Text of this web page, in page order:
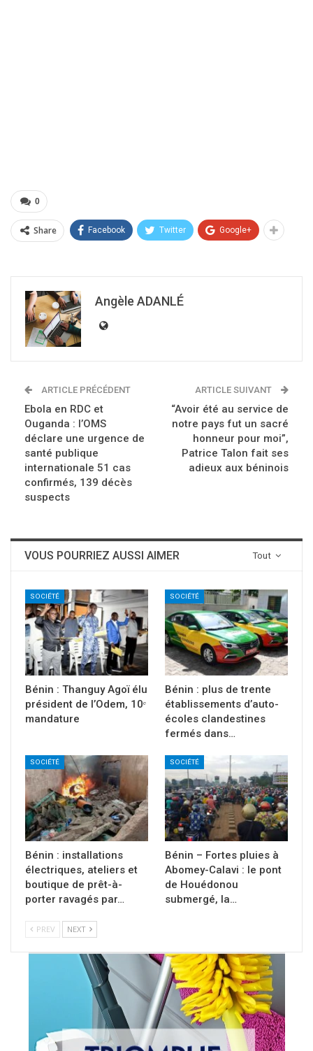
0
Share Facebook Twitter Google+
Angèle ADANLÉ
ARTICLE PRÉCÉDENT
Ebola en RDC et
Ouganda : l’OMS
déclare une urgence de
santé publique
internationale 51 cas
confirmés, 139 décès
suspects
ARTICLE SUIVANT
“Avoir été au service de
notre pays fut un sacré
honneur pour moi”,
Patrice Talon fait ses
adieux aux béninois
Tout
VOUS POURRIEZ AUSSI AIMER
SOCIÉTÉ
Bénin : Thanguy Agoï élu
président de l’Odem, 10ᵉ
mandature
SOCIÉTÉ
Bénin : plus de trente
établissements d’auto-
écoles clandestines
fermés dans…
SOCIÉTÉ
Bénin : installations
électriques, ateliers et
boutique de prêt-à-
porter ravagés par…
SOCIÉTÉ
Bénin – Fortes pluies à
Abomey-Calavi : le pont
de Houédonou
submergé, la…
PREV NEXT